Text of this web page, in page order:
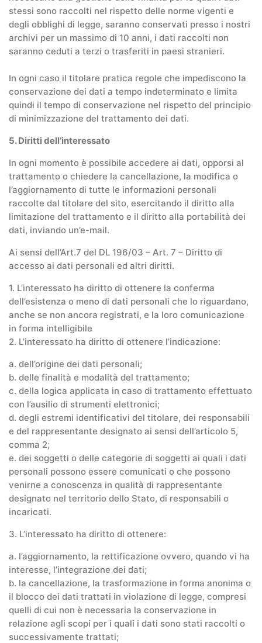
stessi sono raccolti nel rispetto delle norme vigenti e
degli obblighi di legge, saranno conservati presso i nostri
archivi per un massimo di 10 anni, i dati raccolti non
saranno ceduti a terzi o trasferiti in paesi stranieri.
In ogni caso il titolare pratica regole che impediscono la
conservazione dei dati a tempo indeterminato e limita
quindi il tempo di conservazione nel rispetto del principio
di minimizzazione del trattamento dei dati.
5. Diritti dell’interessato
In ogni momento è possibile accedere ai dati, opporsi al
trattamento o chiedere la cancellazione, la modifica o
l’aggiornamento di tutte le informazioni personali
raccolte dal titolare del sito, esercitando il diritto alla
limitazione del trattamento e il diritto alla portabilità dei
dati, inviando un’e-mail.
Ai sensi dell’Art.7 del DL 196/03 – Art. 7 – Diritto di
accesso ai dati personali ed altri diritti.
1. L’interessato ha diritto di ottenere la conferma
dell’esistenza o meno di dati personali che lo riguardano,
anche se non ancora registrati, e la loro comunicazione
in forma intelligibile
2. L’interessato ha diritto di ottenere l’indicazione:
a. dell’origine dei dati personali;
b. delle finalità e modalità del trattamento;
c. della logica applicata in caso di trattamento effettuato
con l’ausilio di strumenti elettronici;
d. degli estremi identificativi del titolare, dei responsabili
e del rappresentante designato ai sensi dell’articolo 5,
comma 2;
e. dei soggetti o delle categorie di soggetti ai quali i dati
personali possono essere comunicati o che possono
venirne a conoscenza in qualità di rappresentante
designato nel territorio dello Stato, di responsabili o
incaricati.
3. L’interessato ha diritto di ottenere:
a. l’aggiornamento, la rettificazione ovvero, quando vi ha
interesse, l’integrazione dei dati;
b. la cancellazione, la trasformazione in forma anonima o
il blocco dei dati trattati in violazione di legge, compresi
quelli di cui non è necessaria la conservazione in
relazione agli scopi per i quali i dati sono stati raccolti o
successivamente trattati;